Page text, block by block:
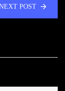
POST